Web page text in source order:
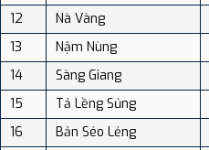
12
Nà Vàng
13
Nậm Nùng
14
Sàng Giang
15
Tả Lềng Sủng
16
Bản Séo Lẻng